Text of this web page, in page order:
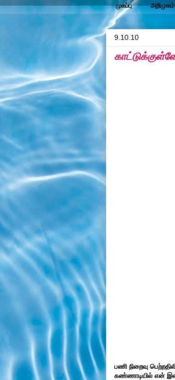
முகப்பு அறிமுகம்
9.10.10
பணி நிறைவு
கண்ணாடியில் என்